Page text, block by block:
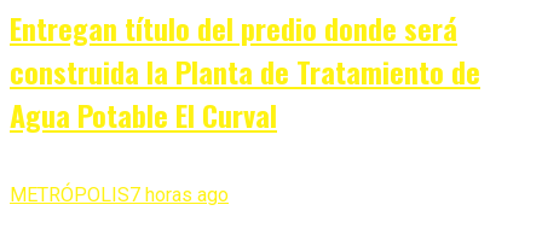
Entregan título del predio donde será
construida la Planta de Tratamiento de
Agua Potable El Curval
METRÓPOLIS7 horas ago